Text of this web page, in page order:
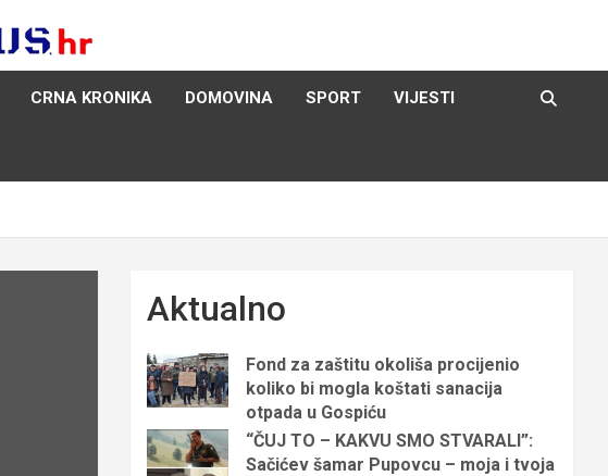
CRNA KRONIKA DOMOVINA SPORT VIJESTI
Aktualno
Fond za zaštitu okoliša procijenio
koliko bi mogla koštati sanacija
otpada u Gospiću
“ČUJ TO – KAKVU SMO STVARALI”:
Sačićev šamar Pupovcu – moja i tvoja